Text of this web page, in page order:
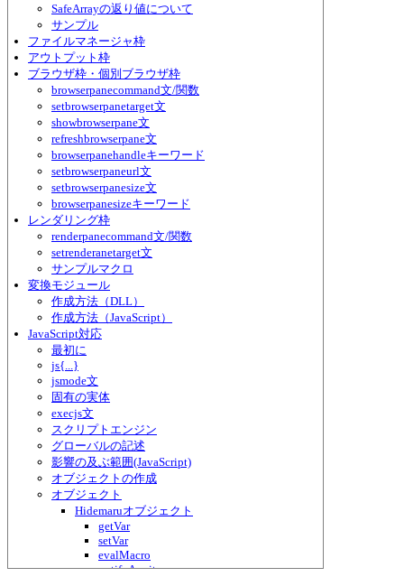
SafeArrayの返り値について
サンプル
ファイルマネージャ枠
アウトプット枠
ブラウザ枠・個別ブラウザ枠
browserpanecommand文/関数
setbrowserpanetarget文
showbrowserpane文
refreshbrowserpane文
browserpanehandleキーワード
setbrowserpaneurl文
setbrowserpanesize文
browserpanesizeキーワード
レンダリング枠
renderpanecommand文/関数
setrenderanetarget文
サンプルマクロ
変換モジュール
作成方法（DLL）
作成方法（JavaScript）
JavaScript対応
最初に
js{...}
jsmode文
固有の実体
execjs文
スクリプトエンジン
グローバルの記述
影響の及ぶ範囲(JavaScript)
オブジェクトの作成
オブジェクト
Hidemaruオブジェクト
getVar
setVar
evalMacro
notifyAwait